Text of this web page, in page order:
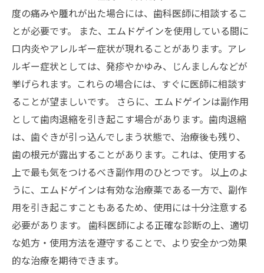
度の痛みや腫れが出た場合には、歯科医師に相談するこ
とが必要です。 また、エムドゲインを使用している間に
口内炎やアレルギー症状が現れることがあります。アレ
ルギー症状としては、発疹やかゆみ、じんましんなどが
挙げられます。これらの場合には、すぐに医師に相談す
ることが望ましいです。 さらに、エムドゲインは副作用
として歯肉退縮を引き起こす場合があります。歯肉退縮
は、歯ぐきが引っ込んでしまう状態で、治療後も残り、
歯の根元が露出することがあります。これは、使用する
上で最も気をつけるべき副作用のひとつです。 以上のよ
うに、エムドゲインは有効な治療薬である一方で、副作
用を引き起こすこともあるため、使用には十分注意する
必要があります。 歯科医師による正確な診断の上、適切
な処方・使用方法を遵守することで、より安全かつ効果
的な治療を期待できます。